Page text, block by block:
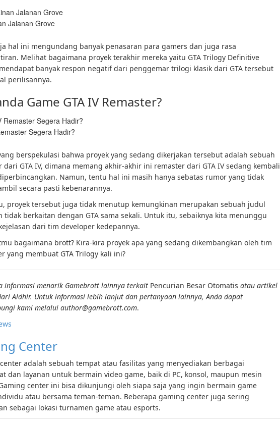
Jalanan Grove
hal ini mengundang banyak penasaran para gamers dan juga rasa
Melihat bagaimana proyek terakhir mereka yaitu GTA Trilogy Definitive
banyak respon negatif dari penggemar trilogi klasik dari GTA tersebut
perilisannya.
Game GTA IV Remaster?
Segera Hadir?
berspekulasi bahwa proyek yang sedang dikerjakan tersebut adalah sebuah
dari GTA IV, dimana memang akhir-akhir ini remaster dari GTA IV sedang kembali
Namun, tentu hal ini masih hanya sebatas rumor yang tidak
secara pasti kebenarannya.
proyek tersebut juga tidak menutup kemungkinan merupakan sebuah judul
tidak berkaitan dengan GTA sama sekali. Untuk itu, sebaiknya kita menunggu
dari tim developer kedepannya.
bagaimana brott? Kira-kira proyek apa yang sedang dikembangkan oleh tim
yang membuat GTA Trilogy kali ini?
informasi menarik Gamebrott lainnya terkait Pencurian Besar Otomatis atau artikel
Aldhir. Untuk informasi lebih lanjut dan pertanyaan lainnya, Anda dapat
kami melalui author@gamebrott.com.
Center
adalah sebuah tempat atau fasilitas yang menyediakan berbagai
dan layanan untuk bermain video game, baik di PC, konsol, maupun mesin
center ini bisa dikunjungi oleh siapa saja yang ingin bermain game
atau bersama teman-teman. Beberapa gaming center juga sering
sebagai lokasi turnamen game atau esports.